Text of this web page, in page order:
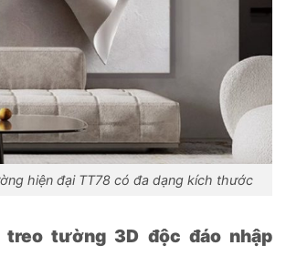
hiện đại TT78 có đa dạng kích thước
tường 3D độc đáo nhập